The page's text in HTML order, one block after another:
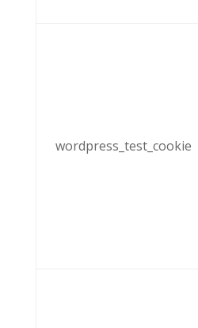
wordpress_test_cookie